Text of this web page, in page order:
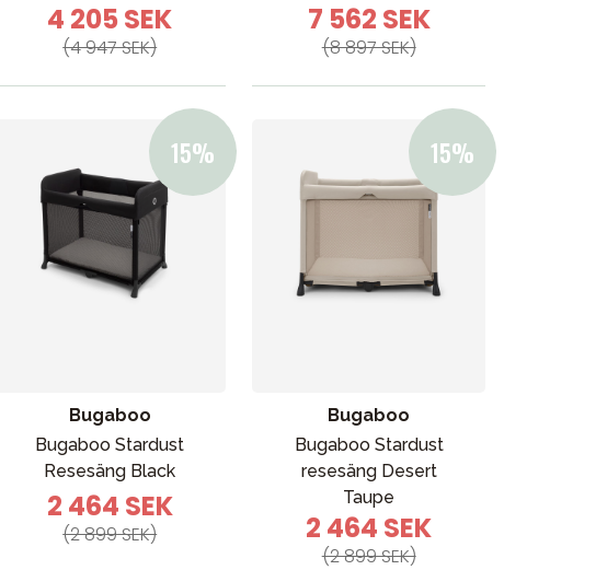
4 205 SEK
(4 947 SEK)
7 562 SEK
(8 897 SEK)
Bugaboo
Bugaboo Stardust
Resesäng Black
2 464 SEK
(2 899 SEK)
Bugaboo
Bugaboo Stardust
resesäng Desert
Taupe
2 464 SEK
(2 899 SEK)